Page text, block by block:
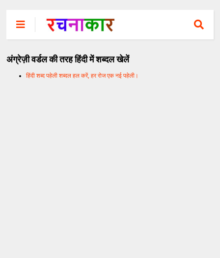
अंग्रेज़ी वर्डल की तरह हिंदी में शब्दल खेलें
हिंदी शब्द पहेली शब्दल हल करें, हर रोज एक नई पहेली।